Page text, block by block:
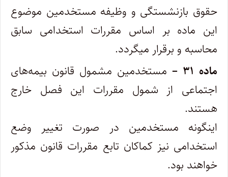
حقوق بازنشستگی و وظیفه مستخدمین موضوع
این ماده بر اساس مقررات استخدامی سابق
محاسبه و برقرار میگردد.
ماده ۳۱ –
مستخدمین مشمول قانون بیمه‌های
اجتماعی از شمول مقررات این فصل خارج
هستند.
‌اینگونه مستخدمین در صورت تغییر وضع
استخدامی نیز کماکان تابع مقررات قانون مذکور
خواهند بود.